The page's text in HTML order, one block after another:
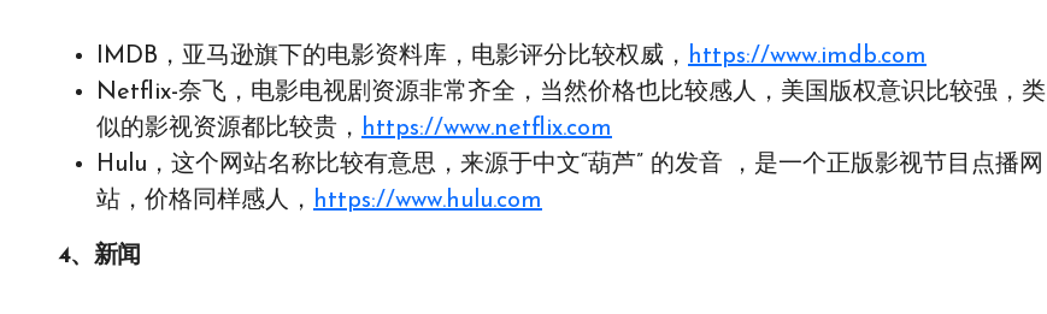
IMDB，亚马逊旗下的电影资料库，电影评分比较权威， https://www.imdb.com
Netflix-奈飞，电影电视剧资源非常齐全，当然价格也比较感人，美国版权意识比较强，类
似的影视资源都比较贵， https://www.netflix.com
Hulu，这个网站名称比较有意思，来源于中文“葫芦” 的发音 ，是一个正版影视节目点播网
站，价格同样感人， https://www.hulu.com
4、新闻